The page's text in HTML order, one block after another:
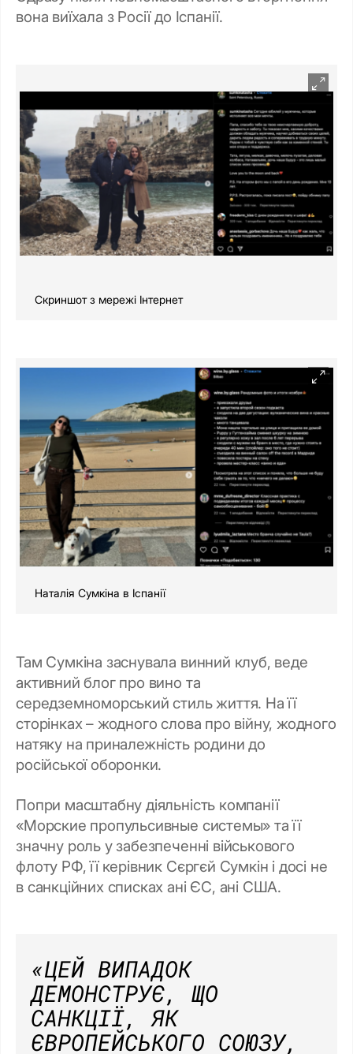
вона виїхала з Росії до Іспанії.
Скриншот з мережі Інтернет
Наталія Сумкіна в Іспанії
Там Сумкіна заснувала винний клуб, веде
активний блог про вино та
середземноморський стиль життя. На її
сторінках – жодного слова про війну, жодного
натяку на приналежність родини до
російської оборонки.
Попри масштабну діяльність компанії
«Морские пропульсивные системы» та її
значну роль у забезпеченні військового
флоту РФ, її керівник Сєргєй Сумкін і досі не
в санкційних списках ані ЄС, ані США.
«ЦЕЙ ВИПАДОК
ДЕМОНСТРУЄ, ЩО
САНКЦІЇ, ЯК
ЄВРОПЕЙСЬКОГО СОЮЗУ,